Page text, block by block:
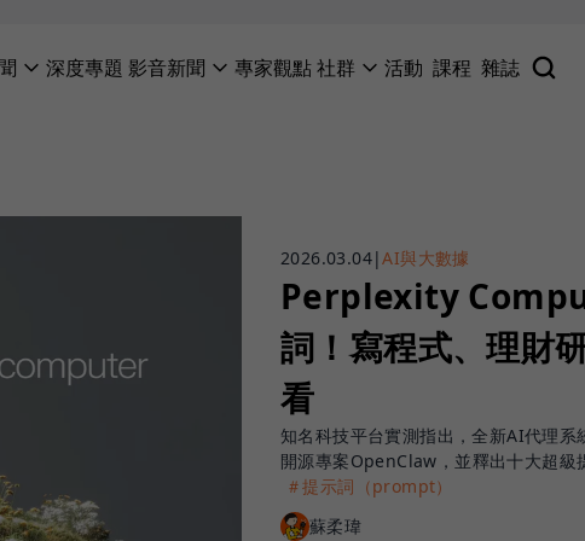
深度專題 影音新聞 專家觀點社群 活動 課程 雜誌
2026.03.04|AI與大數據
Perplexity
詞！寫程式、理財
看
知名科技平台實測指出，全新AI代理
開源專案OpenClaw，並釋出十大超級
＃提示詞（prompt）
蘇柔瑋